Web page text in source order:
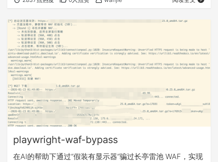
名太频繁了——从 Clawdbot 到 Moltbot 再到 OpenClaw。
我 git clone 时看名字都觉得是不是自己下错了，而且隔天
升级发现又变了一个名字了。我只能安慰自己：名字不重
要，重要的是它确实…
playwright-waf-bypass
在AI的帮助下通过“假装有显示器”骗过长亭雷池 WAF，实现